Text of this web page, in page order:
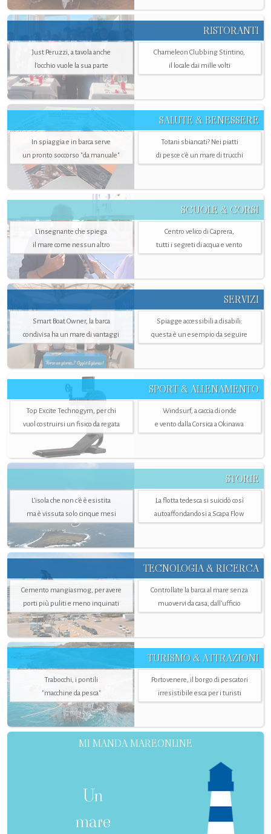
RISTORANTI
Just Peruzzi, a tavola anche
l’occhio vuole la sua parte
Chameleon Clubbing Stintino,
il locale dai mille volti
SALUTE & BENESSERE
In spiaggia e in barca serve
un pronto soccorso "da manuale"
Totani sbiancati? Nei piatti
di pesce c'è un mare di trucchi
SCUOLE & CORSI
L'insegnante che spiega
il mare come nessun altro
Centro velico di Caprera,
tutti i segreti di acqua e vento
SERVIZI
Smart Boat Owner, la barca
condivisa ha un mare di vantaggi
Spiagge accessibili a disabili:
questa è un esempio da seguire
SPORT & ALLENAMENTO
Top Excite Technogym, per chi
vuol costruirsi un fisico da regata
Windsurf, a caccia di onde
e vento dalla Corsica a Okinawa
STORIE
L’isola che non c'è è esistita
ma è vissuta solo cinque mesi
La flotta tedesca si suicidò così
autoaffondandosi a Scapa Flow
TECNOLOGIA & RICERCA
Cemento mangiasmog, per avere
porti più puliti e meno inquinati
Controllate la barca al mare senza
muovervi da casa, dall’ufficio
TURISMO & ATTRAZIONI
Trabocchi, i pontili
"macchine da pesca"
Portovenere, il borgo di pescatori
irresistibile esca per i turisti
MI MANDA MAREONLINE
Un
mare